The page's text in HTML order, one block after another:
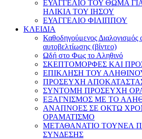
ΕΥΑΓΓΕΛΙΟ ΤΟΥ ΘΩΜΑ
ΗΛΙΚΙΑ ΤΟΥ ΙΗΣΟΥ
ΕΥΑΓΓΕΛΙΟ ΦΙΛΙΠΠΟΥ
ΚΛΕΙΔΙΑ
Καθοδηγούμενος Διαλογισμός
αυτοβελτίωσης (βίντεο)
Ωδή στο Φως το Αληθινό
ΣΚΕΠΤΟΜΟΡΦΕΣ ΚΑΙ
ΕΠΙΚΛΗΣΗ ΤΟΥ
ΠΡΟΣΕΥΧΗ
ΣΥΝΤΟΜΗ ΠΡΟΣΕΥΧΗ
ΕΞΑΓΝΙΣΜΟΣ ΜΕ ΤΟ
ΑΝΑΠΝΟΕΣ ΣΕ ΟΚΤΩ
ΟΡΑΜΑΤΙΣΜΟ
ΜΕΤΑΘΑΝΑΤΙΟ ΤΟΥΝΕΛ
ΣΥΝΔΕΣΗΣ